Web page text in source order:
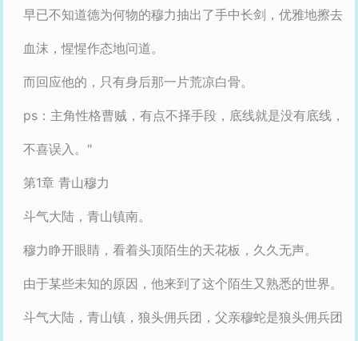
早已不知道德为何物的穆力抽出了手中长剑，优雅地擦去
血沫，惺惺作态地问道。
而回应他的，只有身后那一片荒凉白骨。
ps：主角性格曹贼，有点不择手段，底线就是没有底线，
不喜误入。"
第1章 青山穆力
斗气大陆，青山镇南。
穆力睁开眼睛，看着头顶陌生的天花板，久久无声。
由于某些未知的原因，他来到了这个陌生又熟悉的世界。
斗气大陆，青山镇，狼头佣兵团，父亲穆蛇是狼头佣兵团